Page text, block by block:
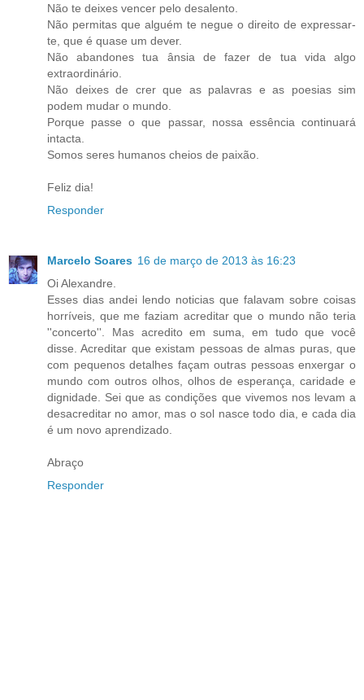
Não te deixes vencer pelo desalento.
Não permitas que alguém te negue o direito de expressar-
te, que é quase um dever.
Não abandones tua ânsia de fazer de tua vida algo
extraordinário.
Não deixes de crer que as palavras e as poesias sim
podem mudar o mundo.
Porque passe o que passar, nossa essência continuará
intacta.
Somos seres humanos cheios de paixão.
Feliz dia!
Responder
Marcelo Soares 16 de março de 2013 às 16:23
Oi Alexandre.
Esses dias andei lendo noticias que falavam sobre coisas
horríveis, que me faziam acreditar que o mundo não teria
''concerto''. Mas acredito em suma, em tudo que você
disse. Acreditar que existam pessoas de almas puras, que
com pequenos detalhes façam outras pessoas enxergar o
mundo com outros olhos, olhos de esperança, caridade e
dignidade. Sei que as condições que vivemos nos levam a
desacreditar no amor, mas o sol nasce todo dia, e cada dia
é um novo aprendizado.
Abraço
Responder